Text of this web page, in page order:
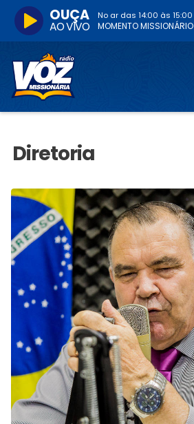
No ar das 14:00 às 15:00
MOMENTO MISSIONÁRIO
OUÇA
AO VIVO
Diretoria